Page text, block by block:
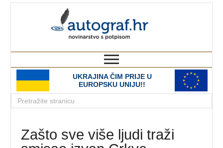
UKRAJINA ČIM PRIJE U
EUROPSKU UNIJU!!
Zašto sve više ljudi traži